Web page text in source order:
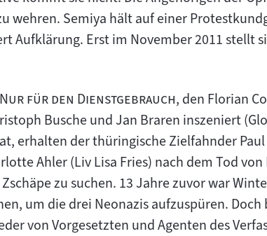
wehren. Semiya hält auf einer
Aufklärung. Erst im November 2011 stellt
für den Dienstgebrauch", den Florian
Busche und Jan Braren inszeniert
erhalten der thüringische Zielfahnder
Ahler (Liv Lisa Fries) nach dem Tod
zu suchen. 13 Jahre zuvor war
um die drei Neonazis aufzuspüren.
von Vorgesetzten und Agenten des